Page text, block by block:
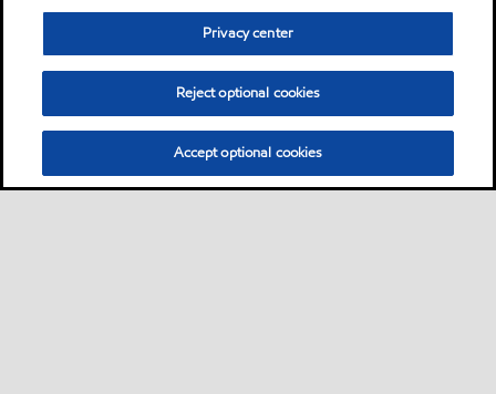
Privacy center
Reject optional cookies
Accept optional cookies